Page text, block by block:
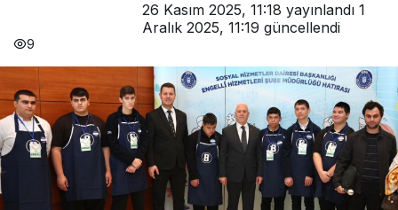
26 Kasım 2025, 11:18 yayınlandı 1
Aralık 2025, 11:19 güncellendi
9